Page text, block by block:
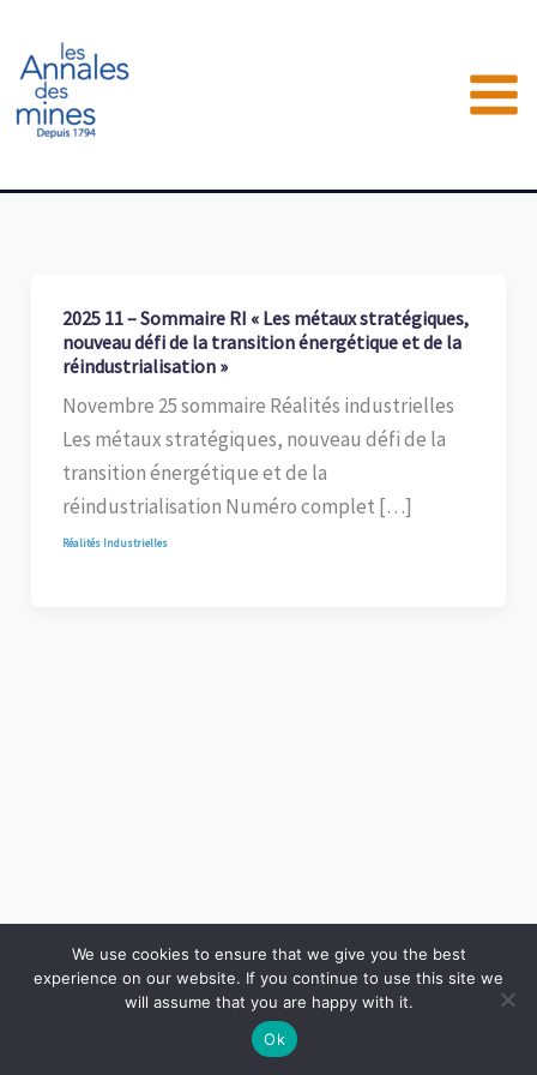
contenu
2025 11 – Sommaire RI « Les métaux stratégiques,
nouveau défi de la transition énergétique et de la
réindustrialisation »
Novembre 25 sommaire Réalités industrielles
Les métaux stratégiques, nouveau défi de la
transition énergétique et de la
réindustrialisation Numéro complet […]
Réalités Industrielles
Copyright © 2026 LES ANNALES DES MINES | Powered by Thème WordPress Astra
We use cookies to ensure that we give you the best
experience on our website. If you continue to use this site we
will assume that you are happy with it.
Ok